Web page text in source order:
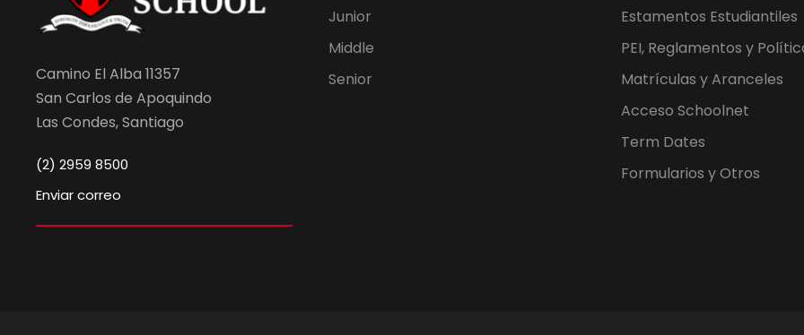
Camino El Alba 11357
San Carlos de Apoquindo
Las Condes, Santiago
(2) 2959 8500
Enviar correo
Junior
Middle
Senior
Estamentos Estudiantiles
PEI, Reglamentos y
Matrículas y Aranceles
Acceso Schoolnet
Term Dates
Formularios y Otros